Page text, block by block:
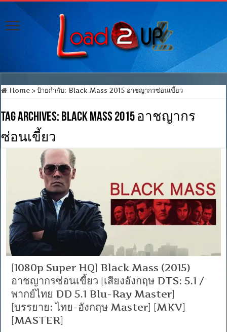
Home > ป้ายกำกับ:Black Mass 2015 อาชญากรซ่อนเขี้ยว
Tag Archives: Black Mass 2015 อาชญากร
ซ่อนเขี้ยว
[1080p Super HQ] Black Mass (2015)
อาชญากรซ่อนเขี้ยว [เสียงอังกฤษ DTS: 5.1 /
พากย์ไทย DD 5.1 Blu-Ray Master]
[บรรยาย: ไทย-อังกฤษ Master] [MKV]
[MASTER]